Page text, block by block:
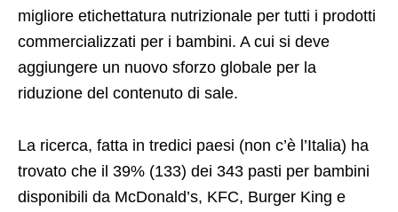
migliore etichettatura nutrizionale per tutti i prodotti
commercializzati per i bambini. A cui si deve
aggiungere un nuovo sforzo globale per la
riduzione del contenuto di sale.
La ricerca, fatta in tredici paesi (non c’è l’Italia) ha
trovato che il 39% (133) dei 343 pasti per bambini
disponibili da McDonald’s, KFC, Burger King e